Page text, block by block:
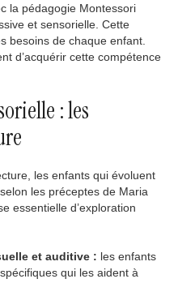
la pédagogie Montessori
et sensorielle. Cette
besoins de chaque enfant.
d’acquérir cette compétence
: les
les enfants qui évoluent
les préceptes de Maria
essentielle d’exploration
et auditive : les enfants
qui les aident à